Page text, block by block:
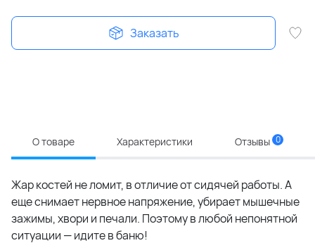
Заказать
О товаре Характеристики Отзывы 0
Жар костей не ломит, в отличие от сидячей работы. А
еще снимает нервное напряжение, убирает мышечные
зажимы, хвори и печали. Поэтому в любой непонятной
ситуации — идите в баню!